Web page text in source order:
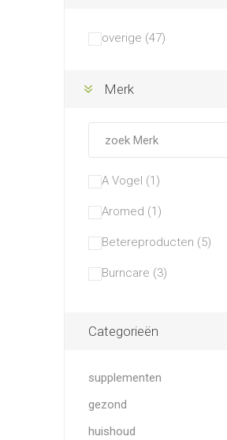
overige (47)
Merk
A Vogel (1)
Aromed (1)
Betereproducten (5)
Burncare (3)
Dermagiq (1)
Hekakaft (1)
Categorieën
supplementen
gezond
huishoud